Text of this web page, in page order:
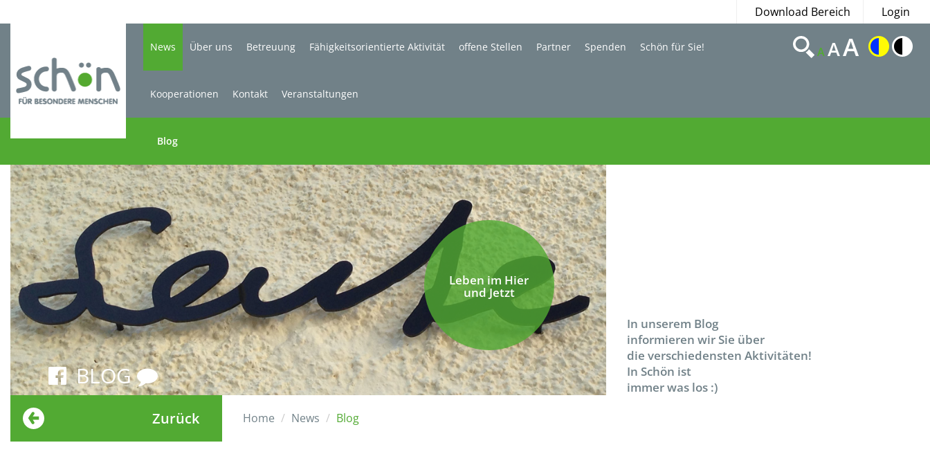
Download Bereich Login
News
Blog
Über uns Betreuung Fähigkeitsorientierte Aktivität offene Stellen Partner Spenden Schön für Sie!
Kooperationen Kontakt Veranstaltungen
AAA
Leben im Hier
und Jetzt
BLOG
In unserem Blog
informieren wir Sie über
die verschiedensten Aktivitäten!
In Schön ist
immer was los :)
Zurück Home News Blog